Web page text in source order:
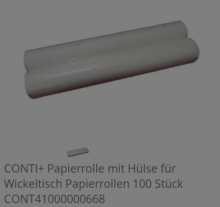
CONTI+ Papierrolle mit Hülse für
Wickeltisch Papierrollen 100 Stück
CONT41000000668